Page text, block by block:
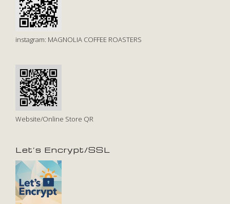
instagram: MAGNOLIA COFFEE ROASTERS
Website/Online Store QR
Let’s Encrypt/SSL